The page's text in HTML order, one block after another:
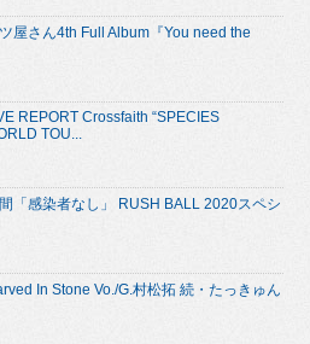
屋さん4th Full Album『You need the
REPORT Crossfaith “SPECIES
TOU...
「感染者なし」 RUSH BALL 2020スペシ
In Stone Vo./G.村松拓 続・たっきゅん